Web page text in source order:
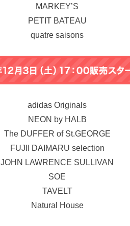
MARKEY’S
PETIT BATEAU
quatre saisons
adidas Originals
NEON by HALB
The DUFFER of St.GEORGE
FUJII DAIMARU selection
JOHN LAWRENCE SULLIVAN
SOE
TAVELT
Natural House